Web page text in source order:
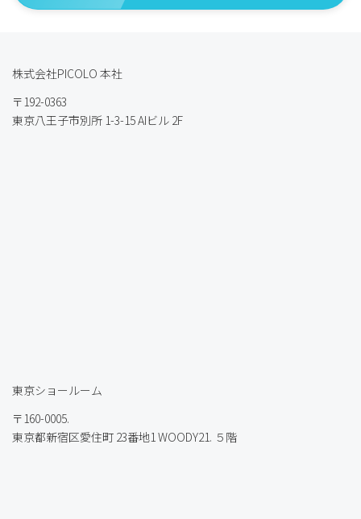
株式会社PICOLO 本社
〒192-0363
東京八王子市別所 1-3-15 AIビル 2F
東京ショールーム
〒160-0005.
東京都新宿区愛住町 23番地1 WOODY21. ５階